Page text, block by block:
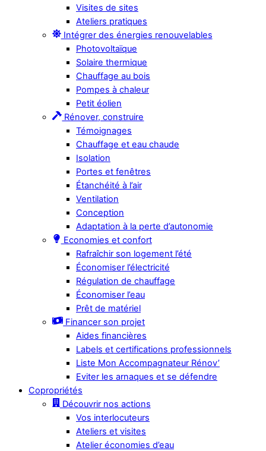
Visites de sites
Ateliers pratiques
Intégrer des énergies renouvelables
Photovoltaïque
Solaire thermique
Chauffage au bois
Pompes à chaleur
Petit éolien
Rénover, construire
Témoignages
Chauffage et eau chaude
Isolation
Portes et fenêtres
Étanchéité à l’air
Ventilation
Conception
Adaptation à la perte d’autonomie
Economies et confort
Rafraîchir son logement l’été
Économiser l’électricité
Régulation de chauffage
Économiser l’eau
Prêt de matériel
Financer son projet
Aides financières
Labels et certifications professionnels
Liste Mon Accompagnateur Rénov’
Eviter les arnaques et se défendre
Copropriétés
Découvrir nos actions
Vos interlocuteurs
Ateliers et visites
Atelier économies d’eau